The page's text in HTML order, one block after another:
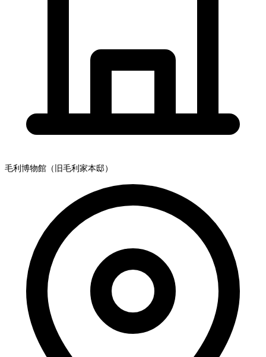
毛利博物館（旧毛利家本邸）